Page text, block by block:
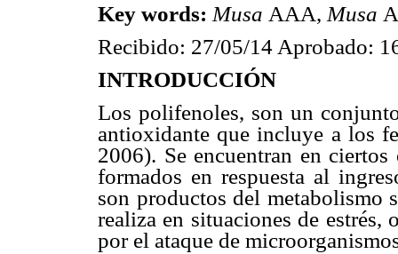
Key words: Musa AAA, Musa
Recibido: 27/05/14 Aprobado:
INTRODUCCIÓN
Los polifenoles, son un
antioxidante que incluye a los
2006). Se encuentran en
formados en respuesta al
son productos del metabolismo
realiza en situaciones de
por el ataque de